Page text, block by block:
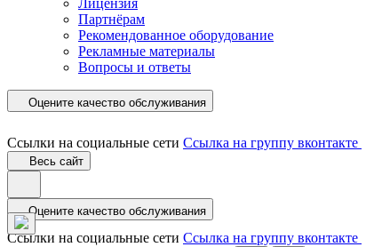
Лицензия
Партнёрам
Рекомендованное оборудование
Рекламные материалы
Вопросы и ответы
Оцените качество обслуживания
Ссылки на социальные сети Ссылка на группу вконтакте
Весь сайт
Оцените качество обслуживания
Ссылки на социальные сети Ссылка на группу вконтакте